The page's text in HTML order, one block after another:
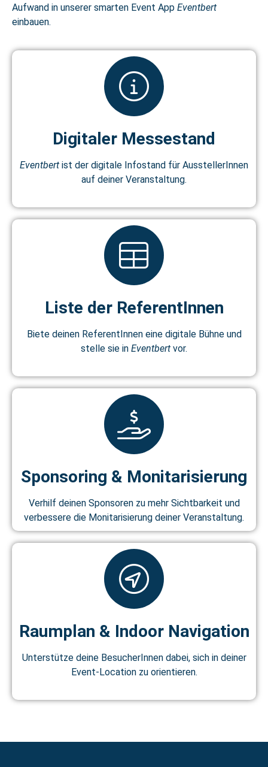
Aufwand in unserer smarten Event App Eventbert
einbauen.
Digitaler Messestand
Eventbert ist der digitale Infostand für AusstellerInnen
auf deiner Veranstaltung.
Liste der ReferentInnen
Biete deinen ReferentInnen eine digitale Bühne und
stelle sie in Eventbert vor.
Sponsoring & Monitarisierung
Verhilf deinen Sponsoren zu mehr Sichtbarkeit und
verbessere die Monitarisierung deiner Veranstaltung.
Raumplan & Indoor Navigation
Unterstütze deine BesucherInnen dabei, sich in deiner
Event-Location zu orientieren.